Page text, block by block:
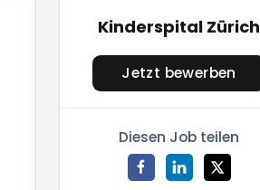
Kinderspital Zürich
Jetzt bewerben
Diesen Job teilen